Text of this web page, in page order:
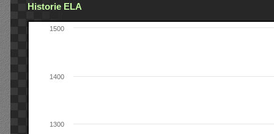
Historie ELA
1300
1400
1500